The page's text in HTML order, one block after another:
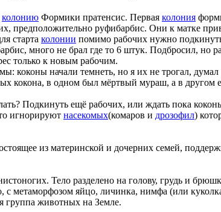
колонию Формики пратенсис. Первая колония
предположительно руфибарбис. Они к матке
старта колонии помимо рабочих нужно
много не брал где то 6 штук. Подбросил, но
только к новым рабочим.
коконы начали темнеть, но я их не трогал,
кокона, в одном был мёртвый мураш, а в другом
Подкинуть ещё рабочих, или ждать пока
игнорируют насекомых(комаров и дрозофил)
из материнской и дочерних семей,
Тело разделено на голову, грудь и
с метаморфозом яйцо, личинка, нимфа (или
группа животных на Земле.